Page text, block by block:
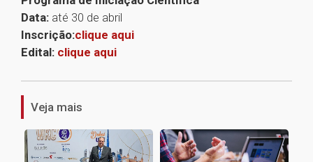
Data: até 30 de abril
Inscrição:clique aqui
Edital: clique aqui
Veja mais